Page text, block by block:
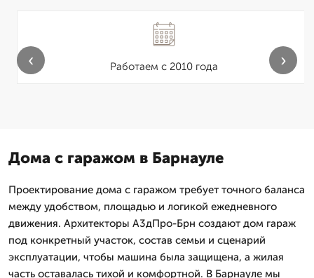
Работаем с 2010 года
‹ ›
Дома с гаражом в Барнауле
Проектирование дома с гаражом требует точного баланса
между удобством, площадью и логикой ежедневного
движения. Архитекторы А3дПро-Брн создают дом гараж
под конкретный участок, состав семьи и сценарий
эксплуатации, чтобы машина была защищена, а жилая
часть оставалась тихой и комфортной. В Барнауле мы